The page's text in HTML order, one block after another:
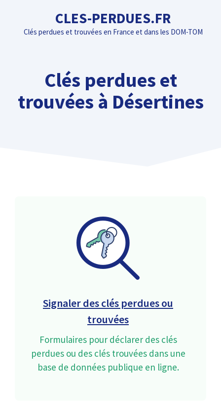
contenu
CLES-PERDUES.FR
Clés perdues et trouvées en France et dans les DOM-TOM
Clés perdues et
trouvées à Désertines
Signaler des clés perdues ou
trouvées
Formulaires pour déclarer des clés
perdues ou des clés trouvées dans une
base de données publique en ligne.